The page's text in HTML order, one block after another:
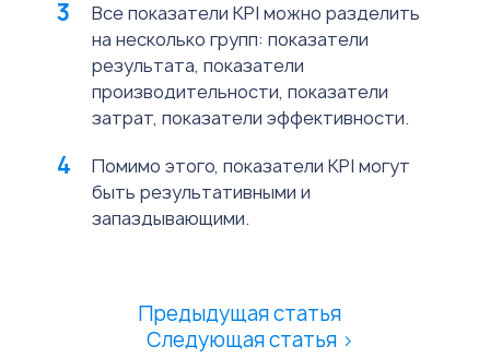
Все показатели KPI можно разделить
на несколько групп: показатели
результата, показатели
производительности, показатели
затрат, показатели эффективности.
Помимо этого, показатели KPI могут
быть результативными и
запаздывающими.
Предыдущая статья
Следующая статья >